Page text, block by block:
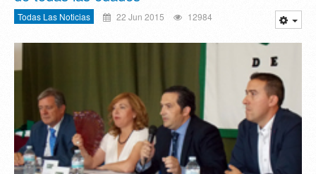
Todas Las Noticias 22 Jun 2015 12984